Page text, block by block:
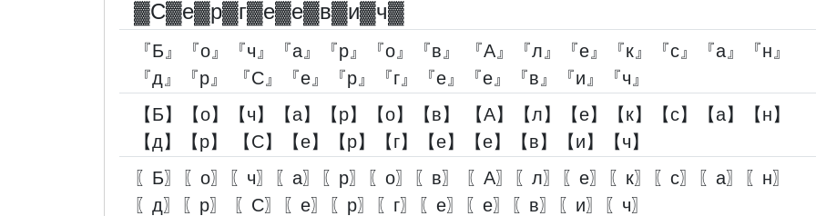
▓︎С▓︎е▓︎р▓︎г▓︎е▓︎е▓︎в▓︎и▓︎ч▓︎
『Б』『о』『ч』『а』『р』『о』『в』 『А』『л』『е』『к』『с』『а』『н』
『д』『р』 『С』『е』『р』『г』『е』『е』『в』『и』『ч』
【Б】【о】【ч】【а】【р】【о】【в】 【А】【л】【е】【к】【с】【а】【н】
【д】【р】 【С】【е】【р】【г】【е】【е】【в】【и】【ч】
〖Б〗〖о〗〖ч〗〖а〗〖р〗〖о〗〖в〗 〖А〗〖л〗〖е〗〖к〗〖с〗〖а〗〖н〗
〖д〗〖р〗 〖С〗〖е〗〖р〗〖г〗〖е〗〖е〗〖в〗〖и〗〖ч〗